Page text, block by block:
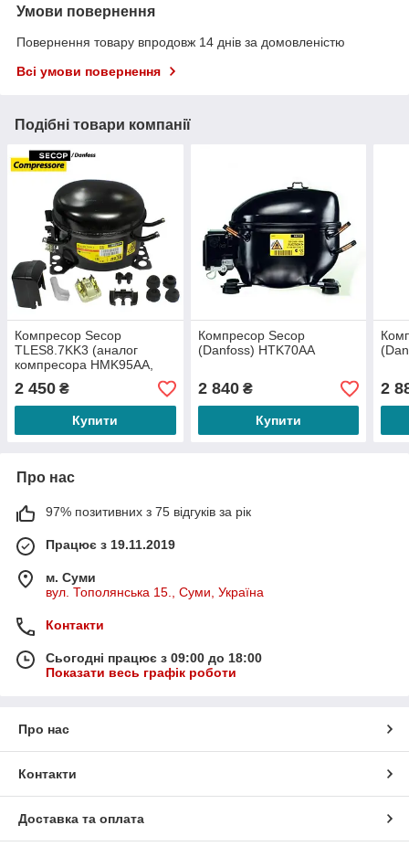
Умови повернення
Повернення товару впродовж 14 днів за домовленістю
Всі умови повернення
Подібні товари компанії
Компресор Secop
TLES8.7KK3 (аналог
компресора HMK95AA,
TLY8.7KK.3)
2 450 ₴
Купити
Компресор Secop
(Danfoss) HTK70AA
2 840₴
Купити
2
Про нас
97% позитивних з 75 відгуків за рік
Працює з 19.11.2019
м. Суми
вул. Тополянська 15., Суми, Україна
Контакти
Сьогодні працює з 09:00 до 18:00
Показати весь графік роботи
Про нас
Контакти
Доставка та оплата